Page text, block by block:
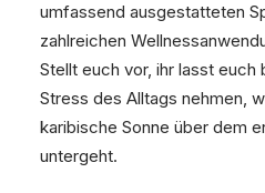
umfassend ausgestatteten
zahlreichen
Stellt euch vor, ihr lasst euch
Stress des Alltags nehmen,
karibische Sonne über dem
untergeht.